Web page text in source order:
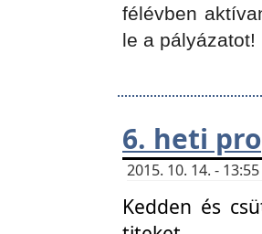
félévben
le a pályázatot!
6. heti
2015. 10. 14. -
Kedden és